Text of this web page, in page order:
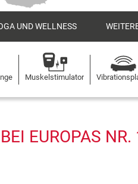
UND WELLNESS
Muskelstimulator
EUROPAS NR.